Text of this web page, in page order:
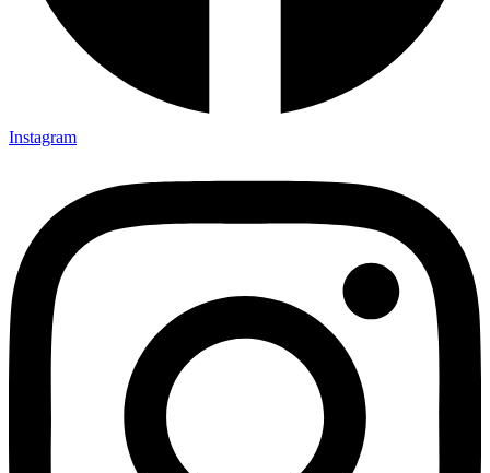
Instagram